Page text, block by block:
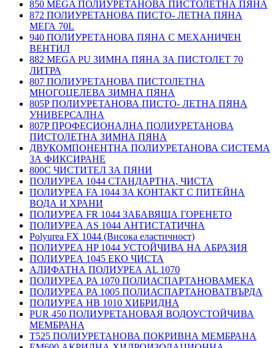
850 MEGA ПОЛИУРЕТАНОВА ПИСТОЛЕТНА ПЯНА
872 ПОЛИУРЕТАНОВА ПИСТО- ЛЕТНА ПЯНА
МЕГА 70L
940 ПОЛИУРЕТАНОВА ПЯНА С МЕХАНИЧЕН
ВЕНТИЛ
882 MEGA PU ЗИМНА ПЯНА ЗА ПИСТОЛЕТ 70
ЛИТРА
807 ПОЛИУРЕТАНОВА ПИСТОЛЕТНА
МНОГОЦЕЛЕВА ЗИМНА ПЯНА
805P ПОЛИУРЕТАНОВА ПИСТО- ЛЕТНА ПЯНА
УНИВЕРСАЛНА
807P ПРОФЕСИОНАЛНА ПОЛИУРЕТАНОВА
ПИСТОЛЕТНА ЗИМНА ПЯНА
ДВУКОМПОНЕНТНА ПОЛИУРЕТАНОВА СИСТЕМА
ЗА ФИКСИРАНЕ
800C ЧИСТИТЕЛ ЗА ПЯНИ
ПОЛИУРЕА 1044 СТАНДАРТНА, ЧИСТА
ПОЛИУРЕА FA 1044 ЗА КОНТАКТ С ПИТЕЙНА
ВОДА И ХРАНИ
ПОЛИУРЕА FR 1044 ЗАБАВЯЩА ГОРЕНЕТО
ПОЛИУРЕА AS 1044 АНТИСТАТИЧНА
Polyurea FX 1044 (Висока еластичност)
ПОЛИУРЕА HP 1044 УСТОЙЧИВА НА АБРАЗИЯ
ПОЛИУРЕА 1045 ЕКО ЧИСТА
АЛИФАТНА ПОЛИУРЕА AL 1070
ПОЛИУРЕА PA 1070 ПОЛИАСПАРТАНОВАМЕКА
ПОЛИУРЕА PA 1005 ПОЛИАСПАРТАНОВАТВЪРДА
ПОЛИУРЕА HB 1010 ХИБРИДНА
PUR 450 ПОЛИУРЕТАНОВАЯ ВОДОУСТОЙЧИВА
МЕМБРАНА
T525 ПОЛИУРЕТАНОВА ПОКРИВНА МЕМБРАНА